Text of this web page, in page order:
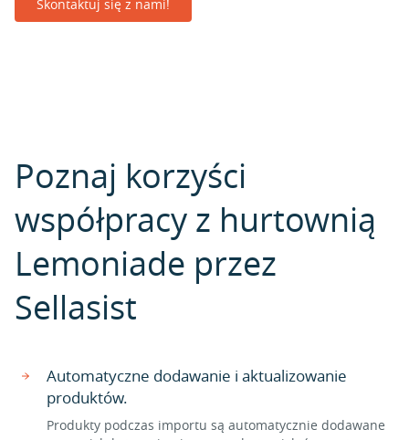
Skontaktuj się z nami!
Poznaj korzyści
współpracy z hurtownią
Lemoniade przez
Sellasist
Automatyczne dodawanie i aktualizowanie
produktów.
Produkty podczas importu są automatycznie dodawane